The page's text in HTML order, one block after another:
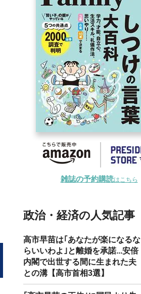
雑誌の予約購読はこちら
政治・経済の人気記事
高市早苗は｢あなたが楽になるな
らいいわよ｣と離婚を承諾...安倍
内閣で出世する間に生まれた夫
との溝【高市首相3選】